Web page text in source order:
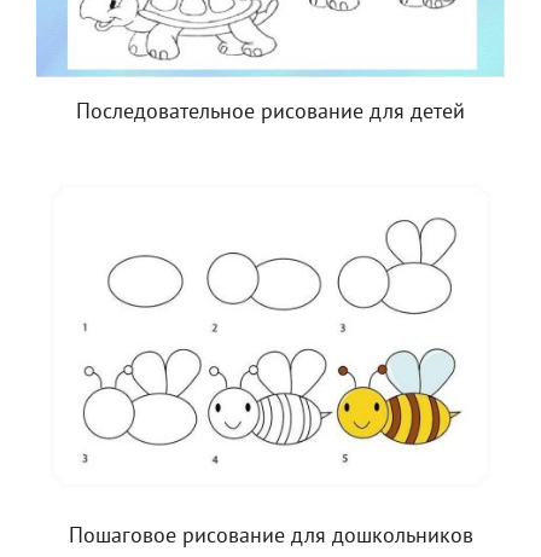
Последовательное рисование для детей
Пошаговое рисование для дошкольников